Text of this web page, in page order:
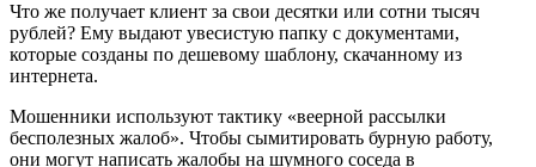
Что же получает клиент за свои десятки или сотни тысяч
рублей? Ему выдают увесистую папку с документами,
которые созданы по дешевому шаблону, скачанному из
интернета.
Мошенники используют тактику «веерной рассылки
бесполезных жалоб». Чтобы сымитировать бурную работу,
они могут написать жалобы на шумного соседа в